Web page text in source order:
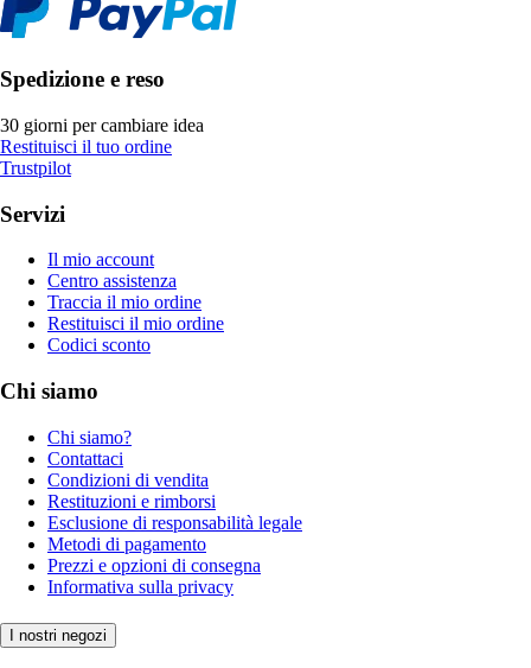
Spedizione e reso
30 giorni per cambiare idea
Restituisci il tuo ordine
Trustpilot
Servizi
Il mio account
Centro assistenza
Traccia il mio ordine
Restituisci il mio ordine
Codici sconto
Chi siamo
Chi siamo?
Contattaci
Condizioni di vendita
Restituzioni e rimborsi
Esclusione di responsabilità legale
Metodi di pagamento
Prezzi e opzioni di consegna
Informativa sulla privacy
I nostri negozi